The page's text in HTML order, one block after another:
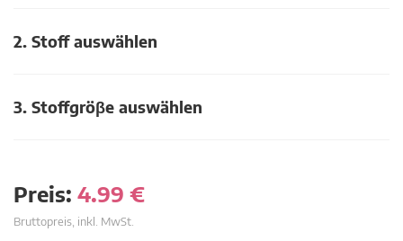
2. Stoff auswählen
3. Stoffgröβe auswählen
Preis: 4.99 €
Bruttopreis, inkl. MwSt.